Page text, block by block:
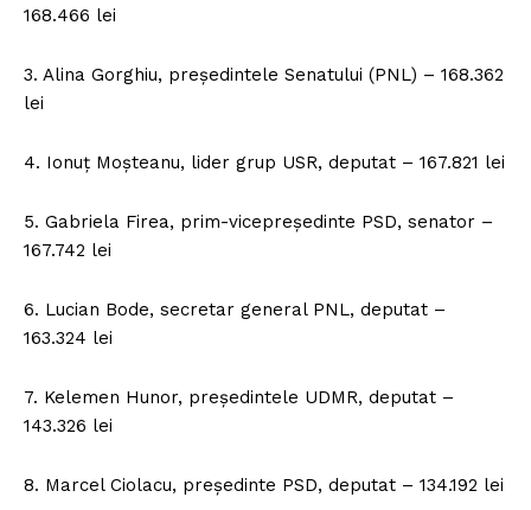
168.466 lei
3. Alina Gorghiu, preşedintele Senatului (PNL) – 168.362
lei
4. Ionuţ Moşteanu, lider grup USR, deputat – 167.821 lei
5. Gabriela Firea, prim-vicepreşedinte PSD, senator –
167.742 lei
6. Lucian Bode, secretar general PNL, deputat –
163.324 lei
7. Kelemen Hunor, preşedintele UDMR, deputat –
143.326 lei
8. Marcel Ciolacu, preşedinte PSD, deputat – 134.192 lei